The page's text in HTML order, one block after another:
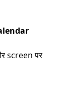
screen पर